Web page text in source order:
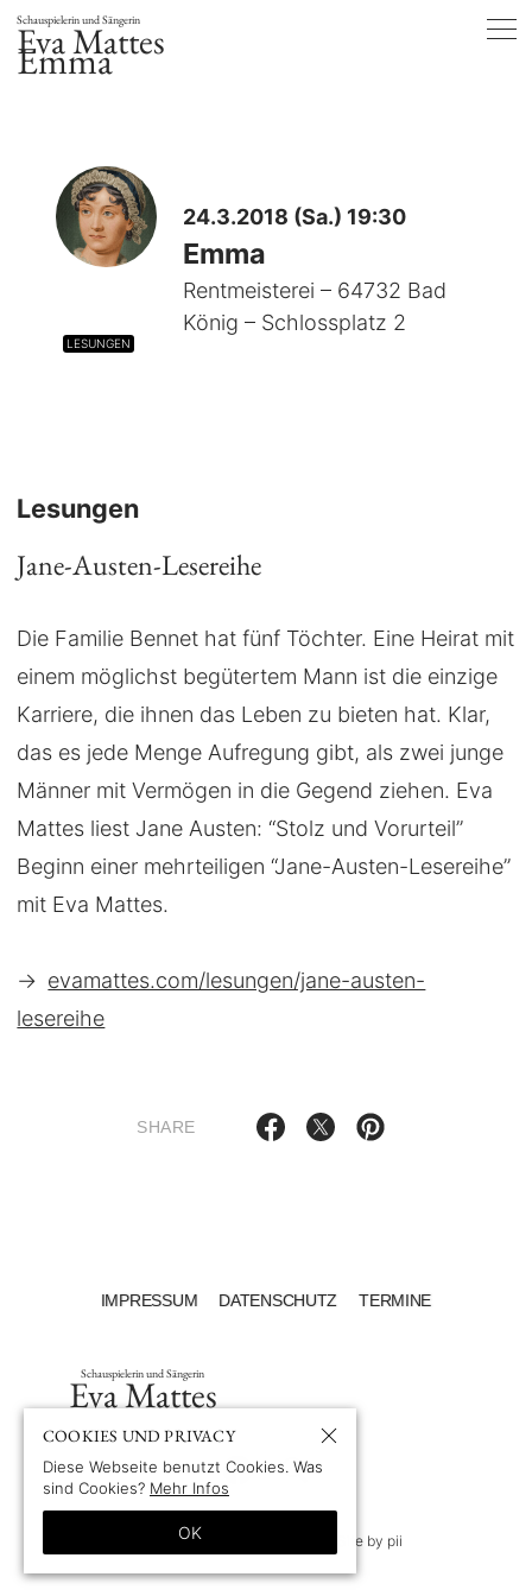
Schauspielerin und Sängerin
Eva Mattes
Emma
LESUNGEN
24.3.2018 (Sa.) 19:30
Emma
Rentmeisterei – 64732 Bad
König – Schlossplatz 2
Lesungen
Jane-Austen-Lesereihe
Die Familie Bennet hat fünf Töchter. Eine Heirat mit
einem möglichst begütertem Mann ist die einzige
Karriere, die ihnen das Leben zu bieten hat. Klar,
das es jede Menge Aufregung gibt, als zwei junge
Männer mit Vermögen in die Gegend ziehen. Eva
Mattes liest Jane Austen: “Stolz und Vorurteil”
Beginn einer mehrteiligen “Jane-Austen-Lesereihe”
mit Eva Mattes.
→ evamattes.com/lesungen/jane-austen-
lesereihe
SHARE
IMPRESSUM DATENSCHUTZ TERMINE
Schauspielerin und Sängerin
Eva Mattes
© 1969-2026 by Eva Mattes Site by pii
COOKIES UND PRIVACY
Diese Webseite benutzt Cookies. Was
sind Cookies? Mehr Infos
OK